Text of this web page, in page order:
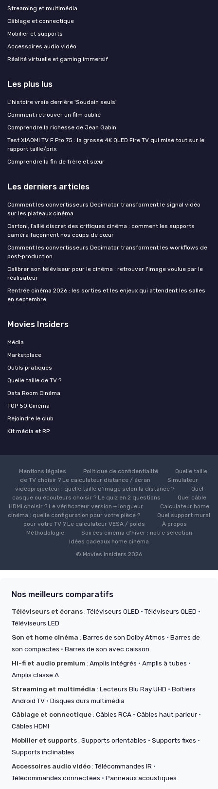
Streaming et multimédia
Câblage et connectique
Mobilier et supports
Accessoires audio vidéo
Réalité virtuelle et gaming immersif
Les plus lus
L'histoire vraie derrière 'Soudain seuls'
Comment retrouver un film oublié
Comprendre la richesse de Jean Gabin
Test XIAOMI TV F Pro 75 : la grosse 4K QLED Fire TV qui mise tout sur le
rapport taille/prix
Comprendre la fin de frère et sœur
Les derniers articles
Comment les convertisseurs Decimator transforment le signal vidéo
sur les plateaux cinéma
Cartoni, l’allié discret des critiques cinéma : comment les supports
caméra façonnent nos coups de cœur
Comment les convertisseurs Decimator transforment les workflows de
post‑production
Calibrer son téléviseur pour le cinéma : retrouver l'image voulue par le
réalisateur
Rentrée cinéma 2026 : les sorties et les enjeux qui attendent les salles
en septembre
Movies Insiders
Média
Marketplace
Outils pratiques
Quelle taille de TV ?
Data Room Cinéma
TOP 50 Cinéma
Rejoindre le club
Kit média et RP
Mentions légales Politique de confidentialité
Quelle taille
de TV choisir ? Le calculateur distance / écran
Simulateur
vidéoprojecteur : quelle taille d’image selon la distance ?
Quel
casque ou écouteurs choisir ? Le quiz en 2 questions
Quel câble
HDMI choisir ? Le vérificateur version + longueur
Calculateur home
cinéma : quelle configuration pour votre pièce ?
Quel support mural
pour votre TV ? Le calculateur VESA / poids
À propos
Méthodologie
Soirées cinéma d'hiver : notre sélection
Idées cadeaux home cinéma
© Movies Insiders 2026
Nos meilleurs comparatifs
Téléviseurs et écrans:Téléviseurs OLED ·Téléviseurs QLED ·
Téléviseurs LED
Son et home cinéma : Barres de son Dolby Atmos · Barres de
son compactes · Barres de son avec caisson
Hi-fi et audio premium: Amplis intégrés · Amplis à tubes ·
Amplis classe A
Streaming et multimédia : Lecteurs Blu Ray UHD · Boîtiers
Android TV · Disques durs multimédia
Câblage et connectique: Câbles RCA · Câbles haut parleur ·
Câbles HDMI
Mobilier et supports: Supports orientables · Supports fixes ·
Supports inclinables
Accessoires audio vidéo:Télécommandes IR ·
Télécommandes connectées · Panneaux acoustiques